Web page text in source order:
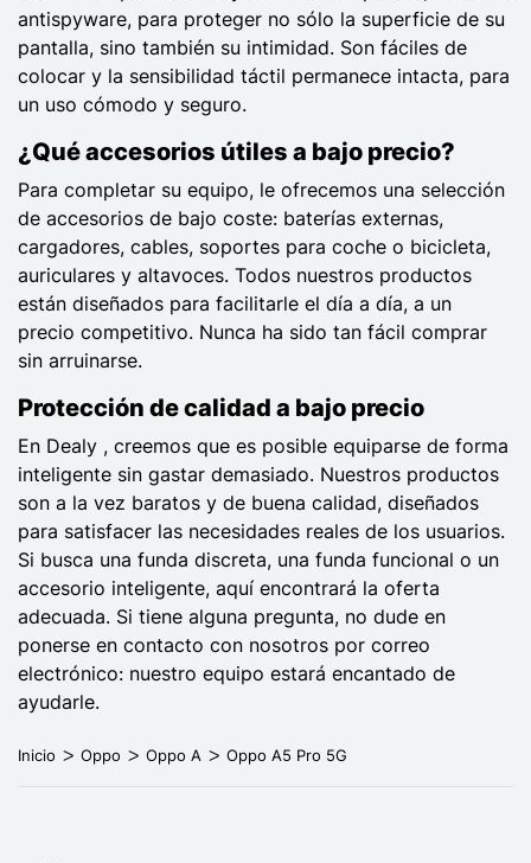
antispyware, para proteger no sólo la superficie de su
pantalla, sino también su intimidad. Son fáciles de
colocar y la sensibilidad táctil permanece intacta, para
un uso cómodo y seguro.
¿Qué accesorios útiles a bajo precio?
Para completar su equipo, le ofrecemos una selección
de accesorios de bajo coste: baterías externas,
cargadores, cables, soportes para coche o bicicleta,
auriculares y altavoces. Todos nuestros productos
están diseñados para facilitarle el día a día, a un
precio competitivo. Nunca ha sido tan fácil comprar
sin arruinarse.
Protección de calidad a bajo precio
En Dealy , creemos que es posible equiparse de forma
inteligente sin gastar demasiado. Nuestros productos
son a la vez baratos y de buena calidad, diseñados
para satisfacer las necesidades reales de los usuarios.
Si busca una funda discreta, una funda funcional o un
accesorio inteligente, aquí encontrará la oferta
adecuada. Si tiene alguna pregunta, no dude en
ponerse en contacto con nosotros por correo
electrónico: nuestro equipo estará encantado de
ayudarle.
Inicio Oppo Oppo A Oppo A5 Pro 5G